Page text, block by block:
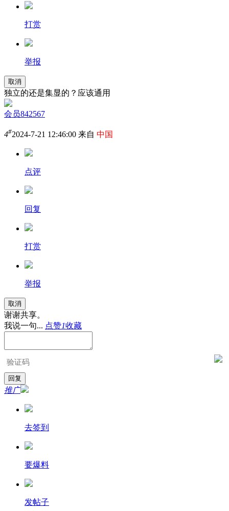
打赏
举报
取消
独立的还是集显的？应该通用
会员842567
4#2024-7-21 12:46:00 来自 中国
点评
回复
打赏
举报
取消
谢谢共享。
我说一句... 点赞1收藏
推广
去签到
要爆料
发帖子